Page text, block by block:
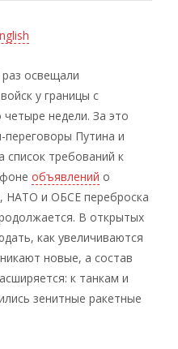
освещали
у границы с
недели. За это
переговоры Путина и
список требований к
объявлений о
НАТО и ОБСЕ переброска
В открытых
как увеличиваются
новые, а состав
к танкам и
зенитные ракетные